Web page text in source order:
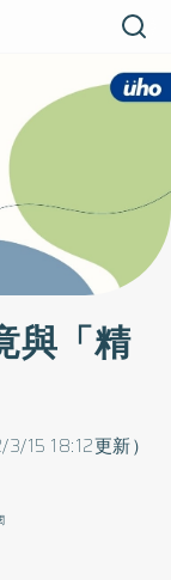
與「精
15 18:12更新）